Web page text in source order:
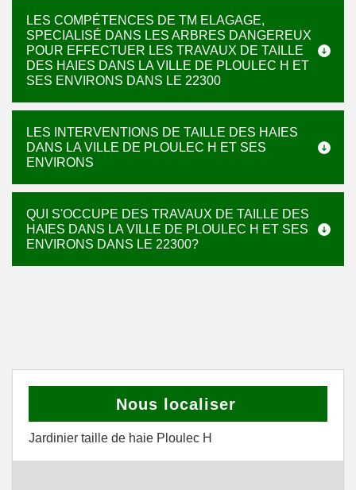
LES COMPÉTENCES DE TM ELAGAGE,
SPECIALISÉ DANS LES ARBRES DANGEREUX
POUR EFFECTUER LES TRAVAUX DE TAILLE
DES HAIES DANS LA VILLE DE PLOULEC H ET
SES ENVIRONS DANS LE 22300
LES INTERVENTIONS DE TAILLE DES HAIES
DANS LA VILLE DE PLOULEC H ET SES
ENVIRONS
QUI S'OCCUPE DES TRAVAUX DE TAILLE DES
HAIES DANS LA VILLE DE PLOULEC H ET SES
ENVIRONS DANS LE 22300?
Nous localiser
Jardinier taille de haie Ploulec H